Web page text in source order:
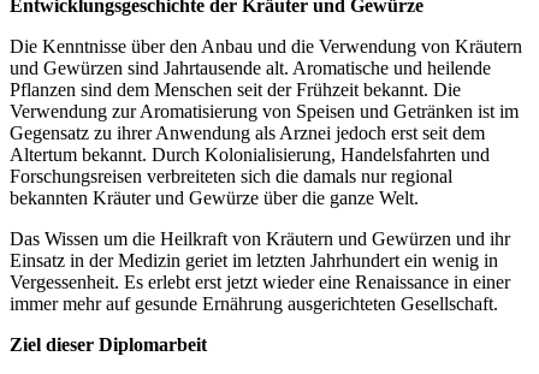
Entwicklungsgeschichte der Kräuter und Gewürze
Die Kenntnisse über den Anbau und die Verwendung von Kräutern
und Gewürzen sind Jahrtausende alt. Aromatische und heilende
Pflanzen sind dem Menschen seit der Frühzeit bekannt. Die
Verwendung zur Aromatisierung von Speisen und Getränken ist im
Gegensatz zu ihrer Anwendung als Arznei jedoch erst seit dem
Altertum bekannt. Durch Kolonialisierung, Handelsfahrten und
Forschungsreisen verbreiteten sich die damals nur regional
bekannten Kräuter und Gewürze über die ganze Welt.
Das Wissen um die Heilkraft von Kräutern und Gewürzen und ihr
Einsatz in der Medizin geriet im letzten Jahrhundert ein wenig in
Vergessenheit. Es erlebt erst jetzt wieder eine Renaissance in einer
immer mehr auf gesunde Ernährung ausgerichteten Gesellschaft.
Ziel dieser Diplomarbeit